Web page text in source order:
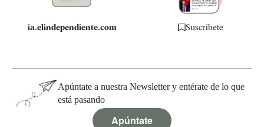
ia.elindependiente.com Suscríbete
Apúntate a nuestra Newsletter y entérate de lo que
está pasando
Apúntate